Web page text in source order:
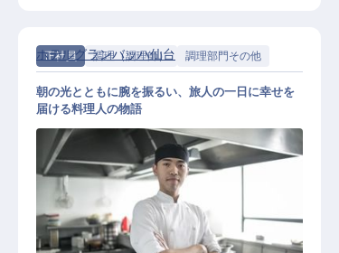
正社員 調理（調理師） 調理部門その他
ホテルグランバッハ仙台
朝の光とともに腕を振るい、旅人の一日に幸せを
届ける料理人の物語